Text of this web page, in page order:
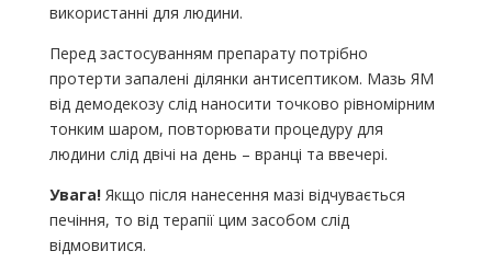
використанні для людини.
Перед застосуванням препарату потрібно
протерти запалені ділянки антисептиком. Мазь ЯМ
від демодекозу слід наносити точково рівномірним
тонким шаром, повторювати процедуру для
людини слід двічі на день – вранці та ввечері.
Увага!Якщо після нанесення мазі відчувається
печіння, то від терапії цим засобом слід
відмовитися.